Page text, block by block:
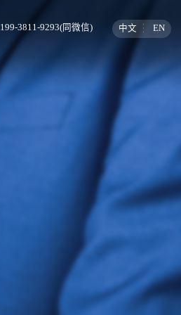
199-3811-9293(同微信) 中文 EN